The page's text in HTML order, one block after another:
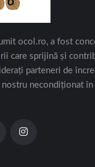
ocol.ro, a fost
care sprijină și
parteneri de
necondiționat